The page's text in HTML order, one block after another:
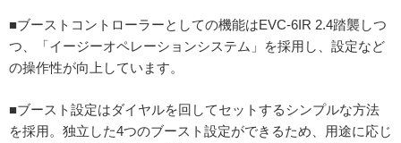
■ブーストコントローラーとしての機能はEVC-6IR 2.4踏襲しつ
つ、「イージーオペレーションシステム」を採用し、設定など
の操作性が向上しています。
■ブースト設定はダイヤルを回してセットするシンプルな方法
を採用。独立した4つのブースト設定ができるため、用途に応じ